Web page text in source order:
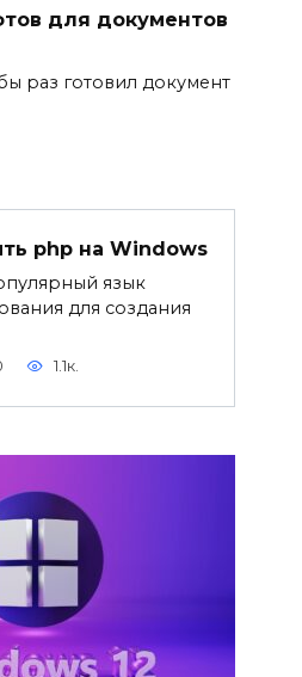
для документов
раз готовил документ
php на Windows
язык
для создания
1.1к.